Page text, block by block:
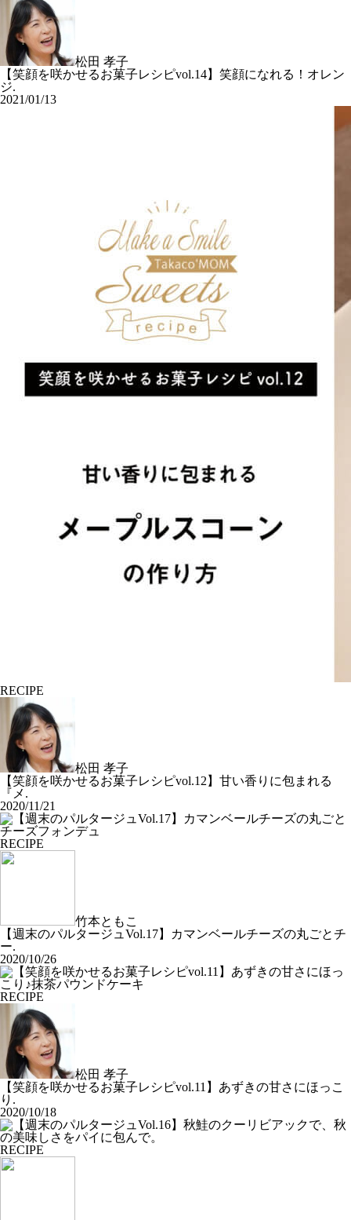
松田 孝子
【笑顔を咲かせるお菓子レシピvol.14】笑顔になれる！オレン
ジ.
2021/01/13
RECIPE
松田 孝子
【笑顔を咲かせるお菓子レシピvol.12】甘い香りに包まれる
『メ.
2020/11/21
RECIPE
竹本ともこ
【週末のパルタージュVol.17】カマンベールチーズの丸ごとチ
ー.
2020/10/26
RECIPE
松田 孝子
【笑顔を咲かせるお菓子レシピvol.11】あずきの甘さにほっこ
り.
2020/10/18
RECIPE